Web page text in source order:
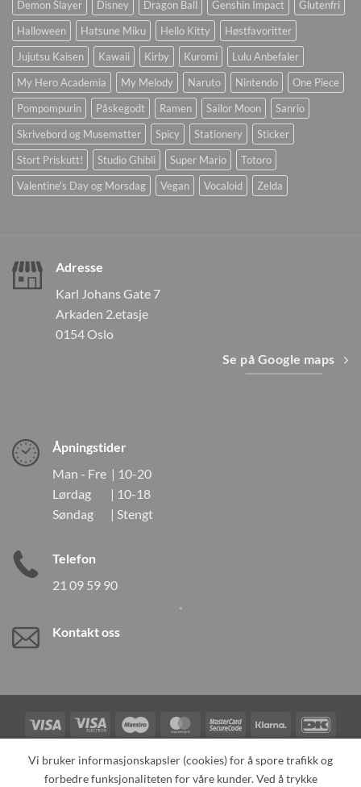
Demon Slayer
Disney Dragon Ball Genshin Impact
Glutenfri
Halloween
Hatsune Miku Hello Kitty
Høstfavoritter
Jujutsu Kaisen
Kawaii Kirby Kuromi
Lulu Anbefaler
My Hero Academia
My Melody Naruto Nintendo
One Piece
Pompompurin
Påskegodt Ramen Sailor Moon
Sanrio
Skrivebord og Musematter
Spicy Stationery
Sticker
Stort Priskutt!
Studio Ghibli Super Mario
Totoro
Valentine's Day og Morsdag
Vegan Vocaloid Zelda
Adresse
Karl Johans Gate 7
Arkaden 2.etasje
0154 Oslo
Se på Google maps
Åpningstider
Man - Fre | 10-20
Lørdag | 10-18
Søndag | Stengt
Telefon
21 09 59 90
Kontakt oss
Visa
Visa
Electron
Maestro MasterCardMasterCard
2
Klarna
Card
TILBAKEKALLINGER KONTAKT OSS OM OSS
Vi bruker informasjonskapsler (cookies) for å spore trafikk og
forbedre funksjonaliteten for våre kunder. Ved å trykke